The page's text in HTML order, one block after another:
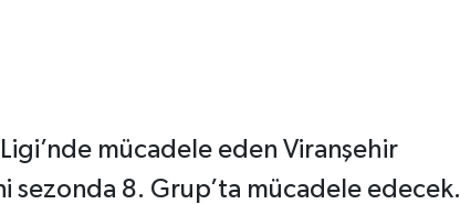
mücadele eden Viranşehir
sezonda 8. Grup’ta mücadele edecek.